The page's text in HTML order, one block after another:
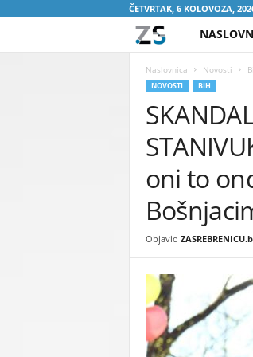
ČETVRTAK, 6 KOLOVOZA,
A
S
R
E
B
R
N
Naslovnica Novosti
NOVOSTI BIH
oni to
Objavio